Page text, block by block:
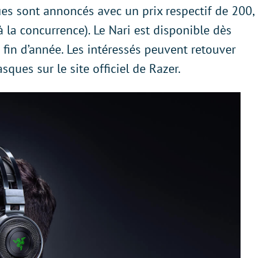
sont annoncés avec un prix respectif de 200,
concurrence). Le Nari est disponible dès
d’année. Les intéressés peuvent retouver
sur le site officiel de Razer.